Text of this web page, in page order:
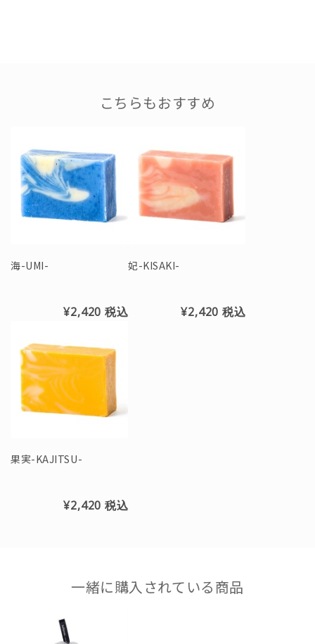
こちらもおすすめ
海-UMI-
¥2,420税込
妃-KISAKI-
¥2,420税込
果実-KAJITSU-
¥2,420税込
一緒に購入されている商品